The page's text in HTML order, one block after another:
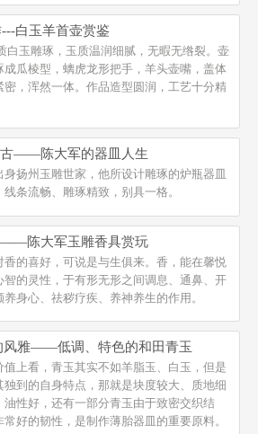
白玉羊首壶赏鉴
白玉雕琢，玉质温润细腻，无暇无绺裂。壶
成瓜棱型，螭虎龙形把手，羊头壶嘴，盖体
密，浑然一体。作品造型圆润，工艺十分精
古——陈大军的器皿人生
身扬州玉雕世家，他所设计雕琢的炉瓶器皿
条流畅、雕琢精致，别具一格。
陈大军玉雕香具赏玩
喜好，可说是与生俱来。香，能在馨悦
智的灵性，于有形无形之间调息、通鼻、开
身心、祛秽疗疾、养神养生的作用。
风雅——低调、特色的和田青玉
上看，青玉其实不如羊脂玉、白玉，但是
独到的自身特点，那就是块度较大、质地细
油性好，还有一部分青玉由于致密交织结
好的韧性，是制作薄胎器皿的重要原料。